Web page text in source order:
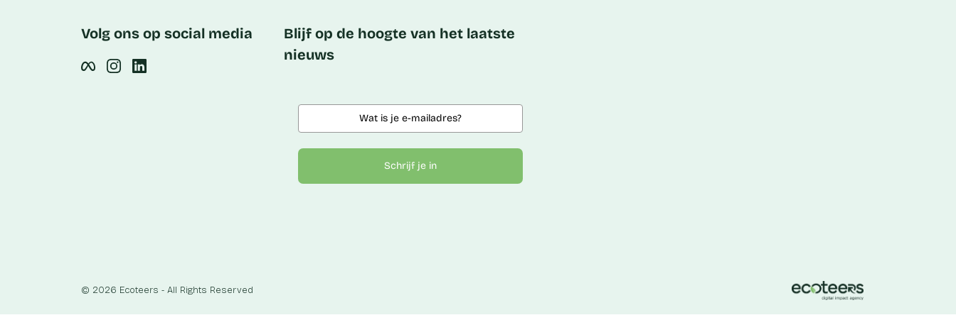
Volg ons op social media
Blijf op de hoogte van het laatste
nieuws
Schrijf je in
© 2026 Ecoteers - All Rights Reserved